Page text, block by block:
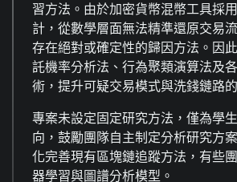
習方法。由於加密貨幣混幣工具採
計，從數學層面無法精準還原交易
存在絕對或確定性的歸因方法。因
託機率分析法、行為聚類演算法及
術，提升可疑交易模式與洗錢鏈路
專案未設定固定研究方法，僅為學
向，鼓勵團隊自主制定分析研究方
化完善現有區塊鏈追蹤方法，有些
器學習與圖譜分析模型。